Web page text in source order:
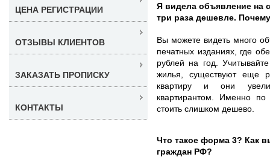
Я видела объявление на
три раза дешевле.
Вы можете видеть много
печатных изданиях, где
рублей на год.
жилья, существуют еще
квартиру и они
квартирантом. Именно
стоить слишком дешево.
Что такое форма 3? Как
граждан РФ?
ЦЕНА РЕГИСТРАЦИИ
ОТЗЫВЫ КЛИЕНТОВ
ЗАКАЗАТЬ ПРОПИСКУ
КОНТАКТЫ